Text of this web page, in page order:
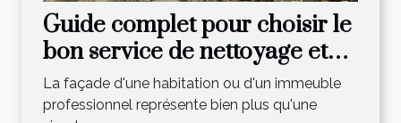
Guide complet pour choisir le
bon service de nettoyage et
traitement de façades
La façade d'une habitation ou d'un immeuble
professionnel représente bien plus qu'une